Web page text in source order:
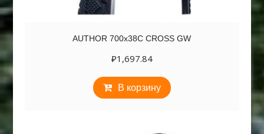
AUTHOR 700х38C CROSS GW
₽1,697.84
В корзину